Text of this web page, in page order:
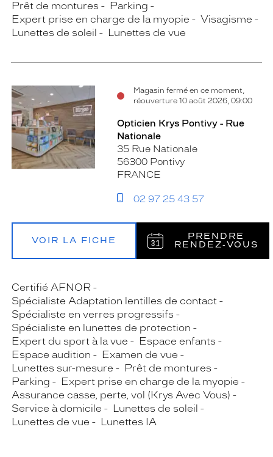
Prêt de montures
Parking
Expert prise en charge de la myopie
Visagisme
Lunettes de soleil
Lunettes de vue
Magasin fermé en ce moment,
réouverture 10 août 2026, 09:00
Opticien Krys Pontivy - Rue
Nationale
35 Rue Nationale
56300 Pontivy
FRANCE
02 97 25 43 57
VOIR LA FICHE
PRENDRE
RENDEZ‑VOUS
Certifié AFNOR
Spécialiste Adaptation lentilles de contact
Spécialiste en verres progressifs
Spécialiste en lunettes de protection
Expert du sport à la vue
Espace enfants
Espace audition
Examen de vue
Lunettes sur-mesure
Prêt de montures
Parking
Expert prise en charge de la myopie
Assurance casse, perte, vol (Krys Avec Vous)
Service à domicile
Lunettes de soleil
Lunettes de vue
Lunettes IA